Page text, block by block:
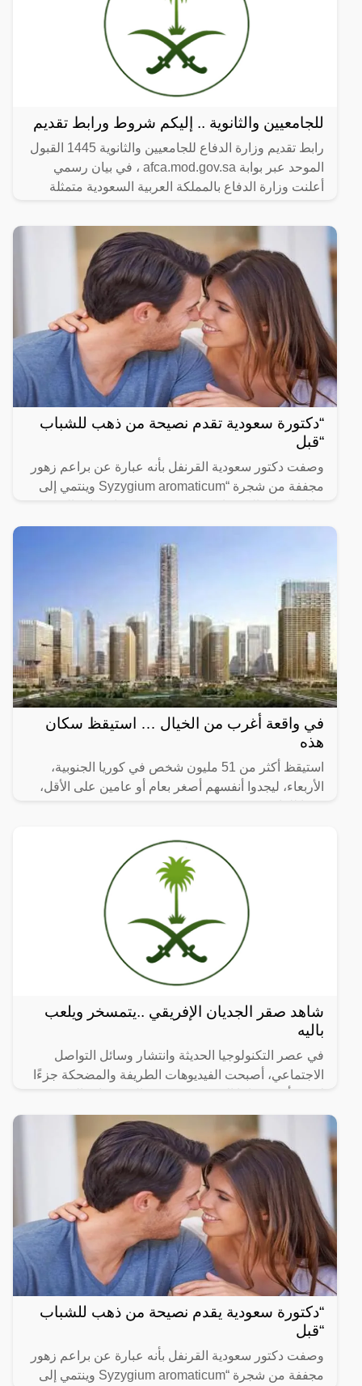
للجامعيين والثانوية .. إليكم شروط ورابط تقديم
رابط تقديم وزارة الدفاع للجامعيين والثانوية 1445 القبول
الموحد عبر بوابة afca.mod.gov.sa ، في بيان رسمي
أعلنت وزارة الدفاع بالمملكة العربية السعودية متمثلة
“دكتورة سعودية تقدم نصيحة من ذهب للشباب
“قبل
وصفت دكتور سعودية القرنفل بأنه عبارة عن براعم زهور
مجففة من شجرة “Syzygium aromaticum وينتمي إلى
ينمو في
في واقعة أغرب من الخيال … استيقظ سكان
هذه
استيقظ أكثر من 51 مليون شخص في كوريا الجنوبية،
الأربعاء، ليجدوا أنفسهم أصغر بعام أو عامين على الأقل،
شاهد صقر الجديان الإفريقي ..يتمسخر ويلعب
باليه
في عصر التكنولوجيا الحديثة وانتشار وسائل التواصل
الاجتماعي، أصبحت الفيديوهات الطريفة والمضحكة جزءًا
انتشرت
“دكتورة سعودية يقدم نصيحة من ذهب للشباب
“قبل
وصفت دكتور سعودية القرنفل بأنه عبارة عن براعم زهور
مجففة من شجرة “Syzygium aromaticum وينتمي إلى